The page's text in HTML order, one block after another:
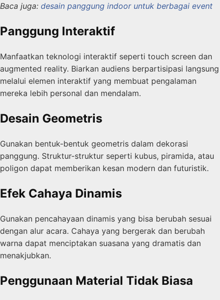
Baca juga: desain panggung indoor untuk berbagai event
Panggung Interaktif
Manfaatkan teknologi interaktif seperti touch screen dan
augmented reality. Biarkan audiens berpartisipasi langsung
melalui elemen interaktif yang membuat pengalaman
mereka lebih personal dan mendalam.
Desain Geometris
Gunakan bentuk-bentuk geometris dalam dekorasi
panggung. Struktur-struktur seperti kubus, piramida, atau
poligon dapat memberikan kesan modern dan futuristik.
Efek Cahaya Dinamis
Gunakan pencahayaan dinamis yang bisa berubah sesuai
dengan alur acara. Cahaya yang bergerak dan berubah
warna dapat menciptakan suasana yang dramatis dan
menakjubkan.
Penggunaan Material Tidak Biasa